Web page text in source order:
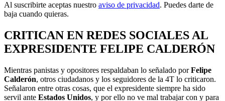
Al suscribirte aceptas nuestro aviso de privacidad. Puedes darte de
baja cuando quieras.
CRITICAN EN REDES SOCIALES AL
EXPRESIDENTE FELIPE CALDERÓN
Mientras panistas y opositores respaldaban lo señalado porFelipe
Calderón, otros ciudadanos y los seguidores de la 4T lo criticaron.
Señalaron entre otras cosas, que el expresidente siempre ha sido
servil ante Estados Unidos, y por ello no ve mal trabajar con y para